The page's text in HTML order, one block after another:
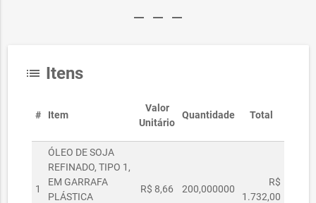
remove remove remove
list Itens
# Item
Valor
Unitário
Quantidade Total
1
ÓLEO DE SOJA
REFINADO, TIPO 1,
EM GARRAFA
PLÁSTICA
R$ 8,66 200,000000
R$
1.732,00